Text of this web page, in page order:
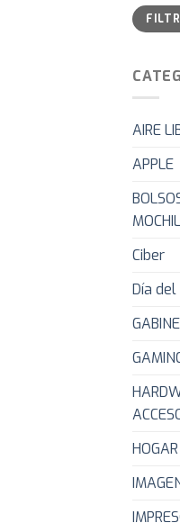
Precio
mínimo
Precio
máximo
AIRE
APPLE
Ciber
Día del
HOGAR